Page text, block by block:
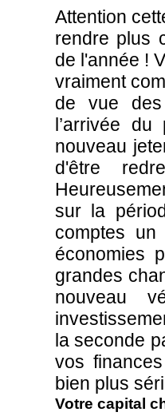
Attention
rendre plus
de l'année !
vraiment
de vue des
l’arrivée
nouveau
d'être
sur la
comptes
économies
grandes
nouveau
la seconde
vos
bien plus
Votre capital